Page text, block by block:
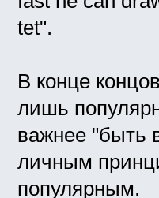
tet".
В конце
лишь
важнее "быть
личным
популярным.